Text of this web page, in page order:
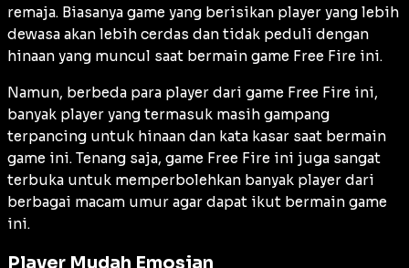
remaja. Biasanya game yang berisikan player yang lebih
dewasa akan lebih cerdas dan tidak peduli dengan
hinaan yang muncul saat bermain game Free Fire ini.
Namun, berbeda para player dari game Free Fire ini,
banyak player yang termasuk masih gampang
terpancing untuk hinaan dan kata kasar saat bermain
game ini. Tenang saja, game Free Fire ini juga sangat
terbuka untuk memperbolehkan banyak player dari
berbagai macam umur agar dapat ikut bermain game
ini.
Player Mudah Emosian